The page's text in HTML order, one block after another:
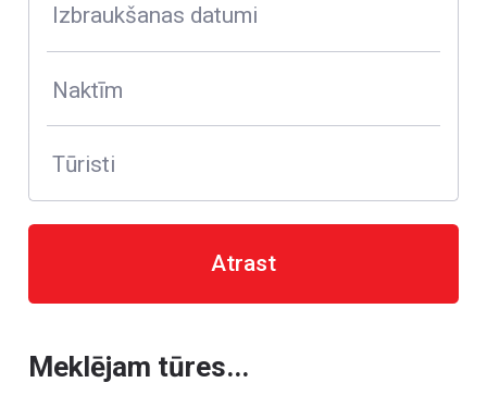
Izbraukšanas datumi
Naktīm
Tūristi
Atrast
Meklējam tūres...